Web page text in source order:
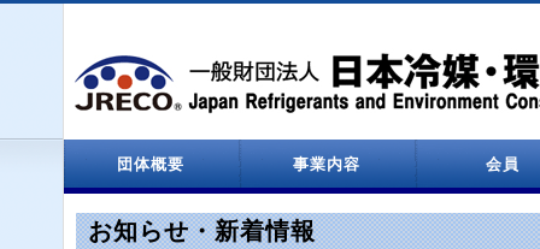
団体概要
設立関係
役員名簿
定款
決算報告
情報処理センター
事業内容 会員
会員一覧
お知らせ・新着情報